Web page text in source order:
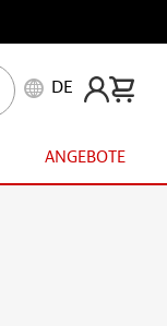
DE
ANGEBOTE